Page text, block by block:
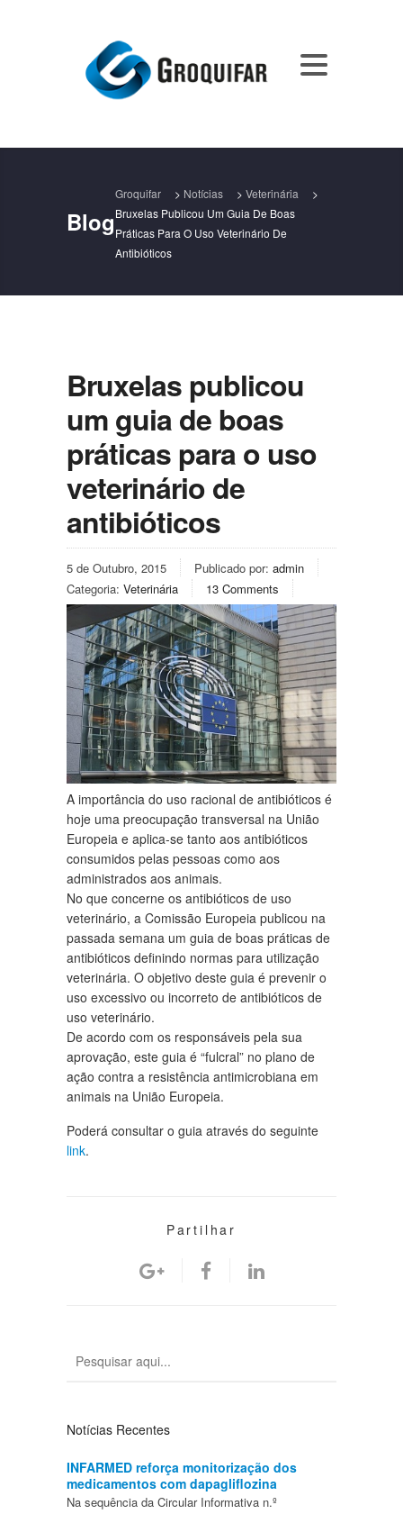
Blog
Groquifar > Notícias > Veterinária
>
Bruxelas Publicou Um Guia De Boas
Práticas Para O Uso Veterinário De
Antibióticos
Bruxelas publicou
um guia de boas
práticas para o uso
veterinário de
antibióticos
5 de Outubro, 2015 Publicado por: admin
Categoria: Veterinária 13 Comments
A importância do uso racional de antibióticos é
hoje uma preocupação transversal na União
Europeia e aplica-se tanto aos antibióticos
consumidos pelas pessoas como aos
administrados aos animais.
No que concerne os antibióticos de uso
veterinário, a Comissão Europeia publicou na
passada semana um guia de boas práticas de
antibióticos definindo normas para utilização
veterinária. O objetivo deste guia é prevenir o
uso excessivo ou incorreto de antibióticos de
uso veterinário.
De acordo com os responsáveis pela sua
aprovação, este guia é “fulcral” no plano de
ação contra a resistência antimicrobiana em
animais na União Europeia.
Poderá consultar o guia através do seguinte
link.
Partilhar
Notícias Recentes
INFARMED reforça monitorização dos
medicamentos com dapagliflozina
Na sequência da Circular Informativa n.º